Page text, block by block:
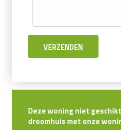
Deze woning niet
droomhuis met onze